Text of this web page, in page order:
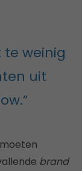
te weinig
uit
brand